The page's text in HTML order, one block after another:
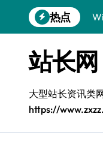
到
热点
站长网
大型站长资讯类
https://